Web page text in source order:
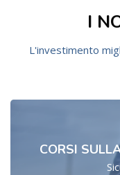
I
L'investimento
CORSI